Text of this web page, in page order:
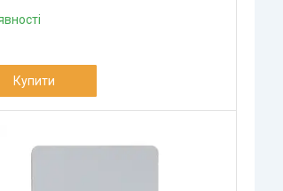
Купити